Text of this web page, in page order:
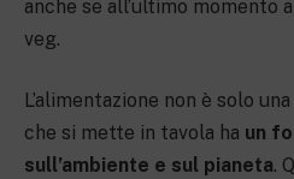
anche se all’ultimo momento
veg.
L’alimentazione non è solo
che si mette in tavola ha un
sull’ambiente e sul pianeta.